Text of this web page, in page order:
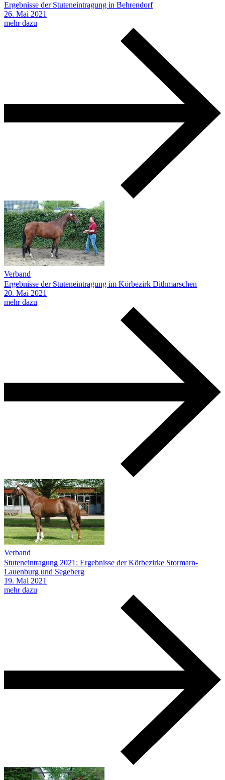
Ergebnisse der Stuteneintragung in Behrendorf
26. Mai 2021
mehr dazu
Verband
Ergebnisse der Stuteneintragung im Körbezirk Dithmarschen
20. Mai 2021
mehr dazu
Verband
Stuteneintragung 2021: Ergebnisse der Körbezirke Stormarn-
Lauenburg und Segeberg
19. Mai 2021
mehr dazu